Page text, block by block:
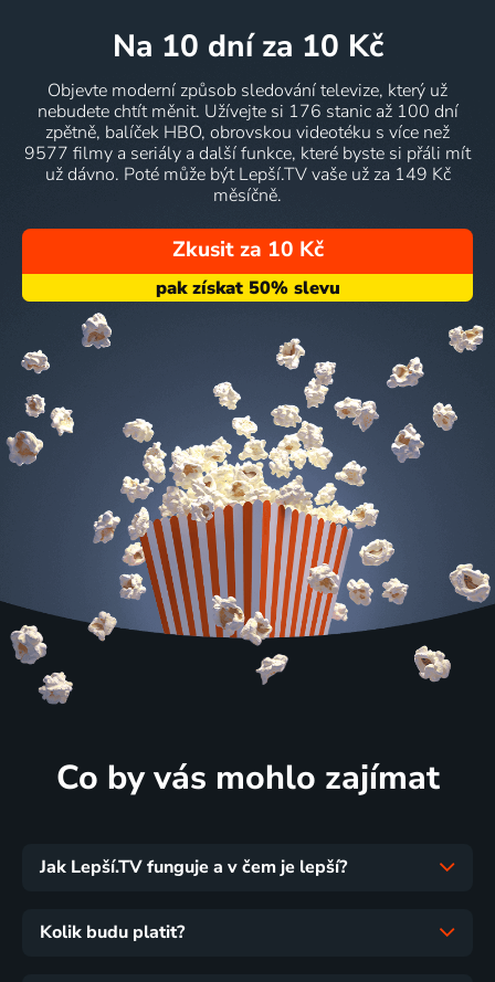
na 10 dní za 10 Kč
Objevte moderní způsob sledování televize, který už
nebudete chtít měnit. Užívejte si 176 stanic až 100 dní
zpětně, balíček HBO, obrovskou videotéku s více než
9577 filmy a seriály a další funkce, které byste si přáli mít
už dávno. Poté může být Lepší.TV vaše už za 149 Kč
měsíčně.
Zkusit za 10 Kč
Co by vás mohlo zajímat
Jak Lepší.TV funguje a v čem je lepší?
Kolik budu platit?